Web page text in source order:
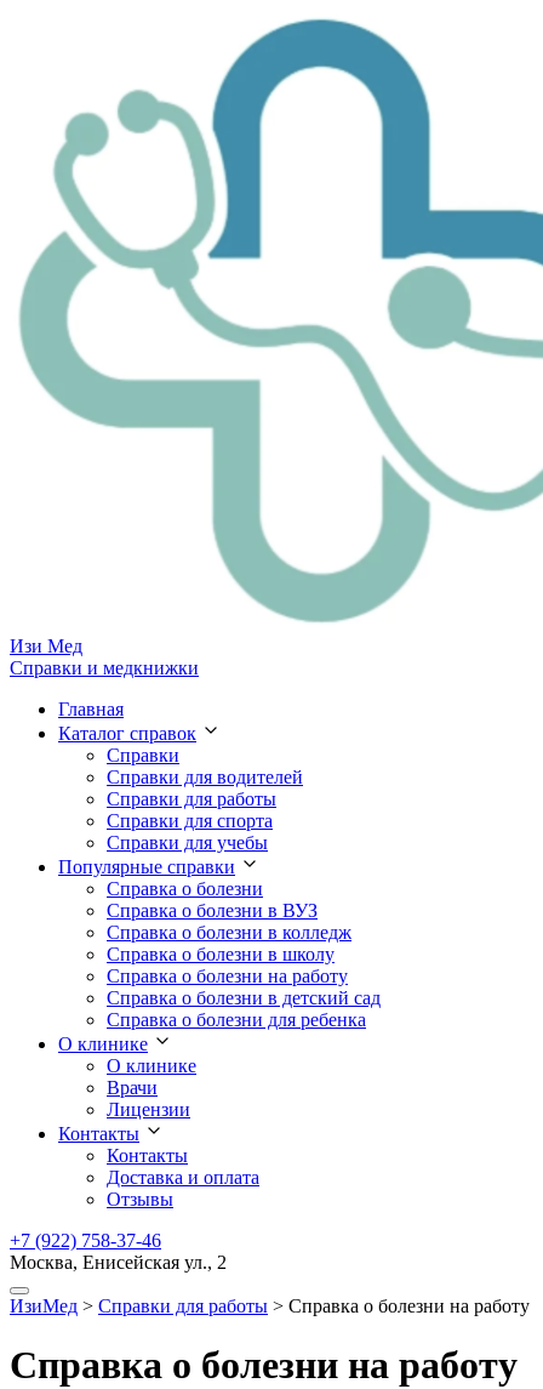
Изи Мед
Справки и медкнижки
Главная
Каталог справок
Справки
Справки для водителей
Справки для работы
Справки для спорта
Справки для учебы
Популярные справки
Справка о болезни
Справка о болезни в ВУЗ
Справка о болезни в колледж
Справка о болезни в школу
Справка о болезни на работу
Справка о болезни в детский сад
Справка о болезни для ребенка
О клинике
О клинике
Врачи
Лицензии
Контакты
Контакты
Доставка и оплата
Отзывы
+7 (922) 758-37-46
Москва, Енисейская ул., 2
ИзиМед > Справки для работы > Справка о болезни на работу
Справка о болезни на работу